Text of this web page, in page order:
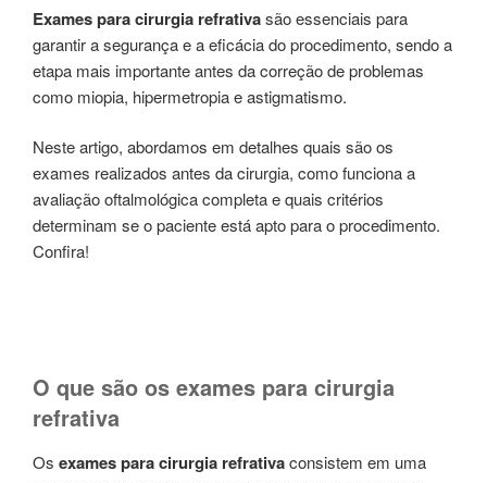
Exames para cirurgia refrativasão essenciais para
garantir a segurança e a eficácia do procedimento, sendo a
etapa mais importante antes da correção de problemas
como miopia, hipermetropia e astigmatismo.
Neste artigo, abordamos em detalhes quais são os
exames realizados antes da cirurgia, como funciona a
avaliação oftalmológica completa e quais critérios
determinam se o paciente está apto para o procedimento.
Confira!
O que são os exames para cirurgia
refrativa
Os exames para cirurgia refrativaconsistem em uma